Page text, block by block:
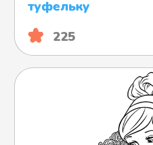
туфельку
225